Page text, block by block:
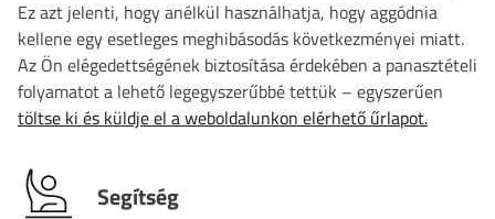
Ez azt jelenti, hogy anélkül használhatja, hogy aggódnia
kellene egy esetleges meghibásodás következményei miatt.
Az Ön elégedettségének biztosítása érdekében a panasztételi
folyamatot a lehető legegyszerűbbé tettük – egyszerűen
töltse ki és küldje el a weboldalunkon elérhető űrlapot.
Segítség